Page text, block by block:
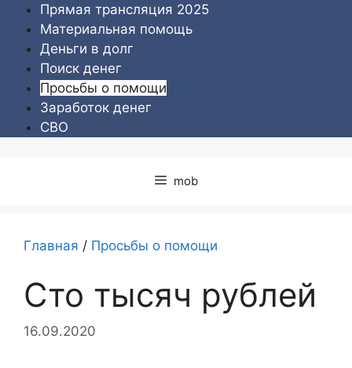
Перейти
содержимому
Прямая трансляция 2025
Материальная помощь
Деньги в долг
Поиск денег
Просьбы о помощи
Заработок денег
СВО
mob
Главная / Просьбы о помощи
Сто тысяч рублей
16.09.2020